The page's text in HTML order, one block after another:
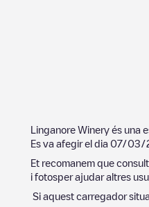
Linganore Winery és una
Es va afegir el dia 07/03/
Et recomanem que
i fotosper ajudar altres
Si aquest carregador